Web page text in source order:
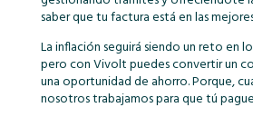
saber que tu factura está en las
La inflación seguirá siendo un reto en
pero con Vivolt puedes convertir un
una oportunidad de ahorro. Porque,
nosotros trabajamos para que tú